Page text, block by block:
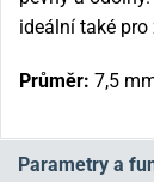
ideální také
Průměr: 7,5
Parametry a